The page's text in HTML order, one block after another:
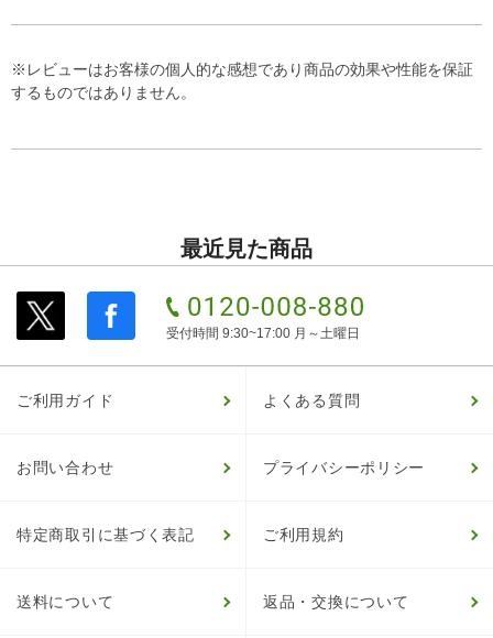
※レビューはお客様の個人的な感想であり商品の効果や性能を保証
するものではありません。
最近見た商品
受付時間 9:30~17:00 月～土曜日
ご利用ガイド よくある質問
お問い合わせ プライバシーポリシー
特定商取引に基づく表記 ご利用規約
送料について 返品・交換について